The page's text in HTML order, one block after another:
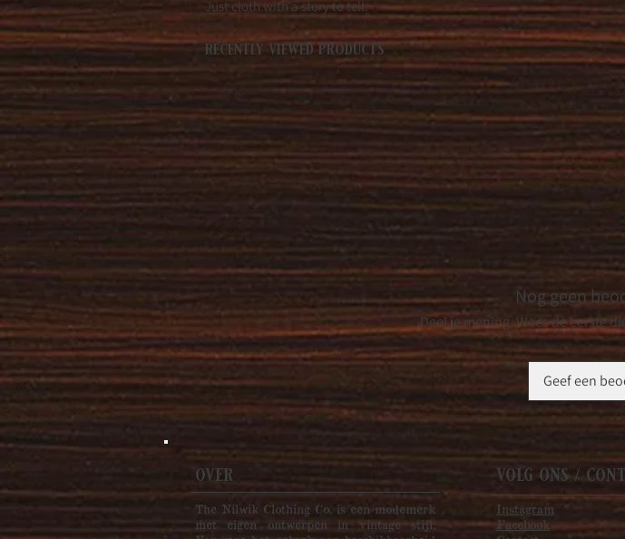
Just cloth with a story to tell.
recently viewed products
Nog geen
Deel je mening. Wees de eerste
Geef een
over volg ons /
​The Nilwik Clothing Co. is een modemerk
met eigen ontwerpen in vintage stijl.
Instagram
Facebook